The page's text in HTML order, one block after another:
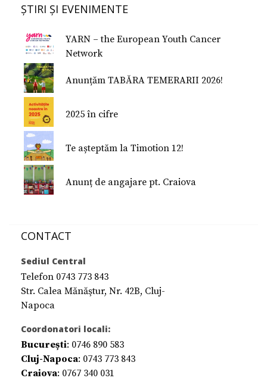
Formularul E 112
Donează
Conferinţe Medicale
Studiu Temerarii
Nu Mi-e Frică!
ȘTIRI ȘI EVENIMENTE
YARN – the European Youth Cancer
Network
Anunțăm TABĂRA TEMERARII 2026!
2025 în cifre
Te așteptăm la Timotion 12!
Anunț de angajare pt. Craiova
CONTACT
Sediul Central
Telefon 0743 773 843
Str. Calea Mănăştur, Nr. 42B, Cluj-
Napoca
Coordonatori locali:
București: 0746 890 583
Cluj-Napoca: 0743 773 843
Craiova: 0767 340 031